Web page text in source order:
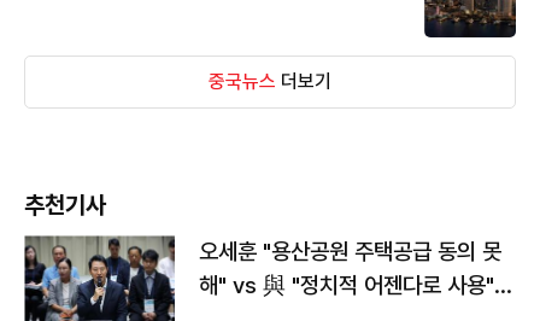
중국뉴스 더보기
추천기사
오세훈 "용산공원 주택공급 동의 못
해" vs 與 "정치적 어젠다로 사용"